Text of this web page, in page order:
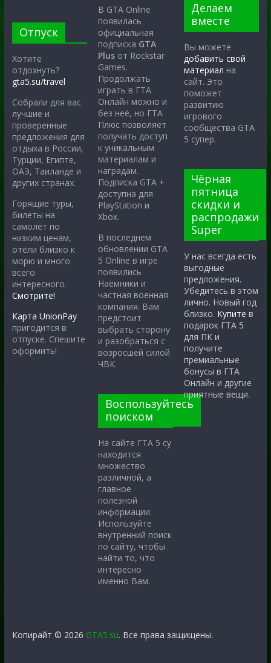
Отпуск
Хотите
отдохнуть?
gta5.su/travel
Собрали для вас
лучшие и
проверенные
предложения для
отдыха в России,
Турции, Египте,
ОАЭ, Таиланде и
других странах.
Горящие туры,
билеты на
самолёт по
низким ценам,
отели близко к
морю и много
всего
интересного.
Смотрите!
Карта UnionPay
пригодится в
отпуске. Спешите
оформить!
В GTA Online
появилась
официальная
подписка GTA
Plus от Rockstar
Games.
Продолжать
играть в ГТА
Онлайн можно и
без неё, но ГТА
Плюс позволяет
получать доступ
к уникальным
материалам и
наградам.
Подписка GTA +
доступна для
PlayStation и
Xbox.
В последнем
обновлении GTA
5 Online в игре
появились
Наёмники и
частная военная
компания. Вам
предстоит
выбрать сторону
и разобраться с
возросшей силой
ЧВК.
Воспользуйтесь
поиском
На сайте ГТА 5 су
находится
множество
различной, а
главное
полезной
информации.
Используйте
внутренний поиск
по сайту, чтобы
найти то, что
интересно
именно Вам.
Делаем
вместе
Вы можете
добавить свой
материал на
сайт. Это
поможет
развитию
игрового
сообщества GTA
5 супер.
Чёрная
пятница
скидки и
распродажи
Super
У нас всегда есть
выгодные
предложения.
Убедитесь в этом
лично. Новый год
близко. Купите в
подарок ГТА 5
для ПК и
получите
премиальные
бонусы в ГТА
Онлайн и другие
приятные вещи.
Копирайт © 2026 GTA5.su. Все права защищены.